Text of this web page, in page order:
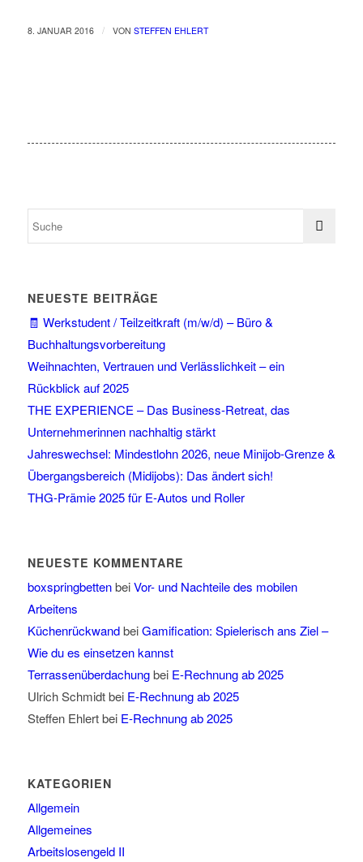
8. JANUAR 2016 / VON STEFFEN EHLERT
NEUESTE BEITRÄGE
🧾 Werkstudent / Teilzeitkraft (m/w/d) – Büro &
Buchhaltungsvorbereitung
Weihnachten, Vertrauen und Verlässlichkeit – ein
Rückblick auf 2025
THE EXPERIENCE – Das Business-Retreat, das
Unternehmerinnen nachhaltig stärkt
Jahreswechsel: Mindestlohn 2026, neue Minijob-Grenze &
Übergangsbereich (Midijobs): Das ändert sich!
THG-Prämie 2025 für E-Autos und Roller
NEUESTE KOMMENTARE
boxspringbettenbeiVor- und Nachteile des mobilen
Arbeitens
KüchenrückwandbeiGamification: Spielerisch ans Ziel –
Wie du es einsetzen kannst
Terrassenüberdachungbei E-Rechnung ab 2025
Ulrich Schmidtbei E-Rechnung ab 2025
Steffen Ehlertbei E-Rechnung ab 2025
KATEGORIEN
Allgemein
Allgemeines
Arbeitslosengeld II